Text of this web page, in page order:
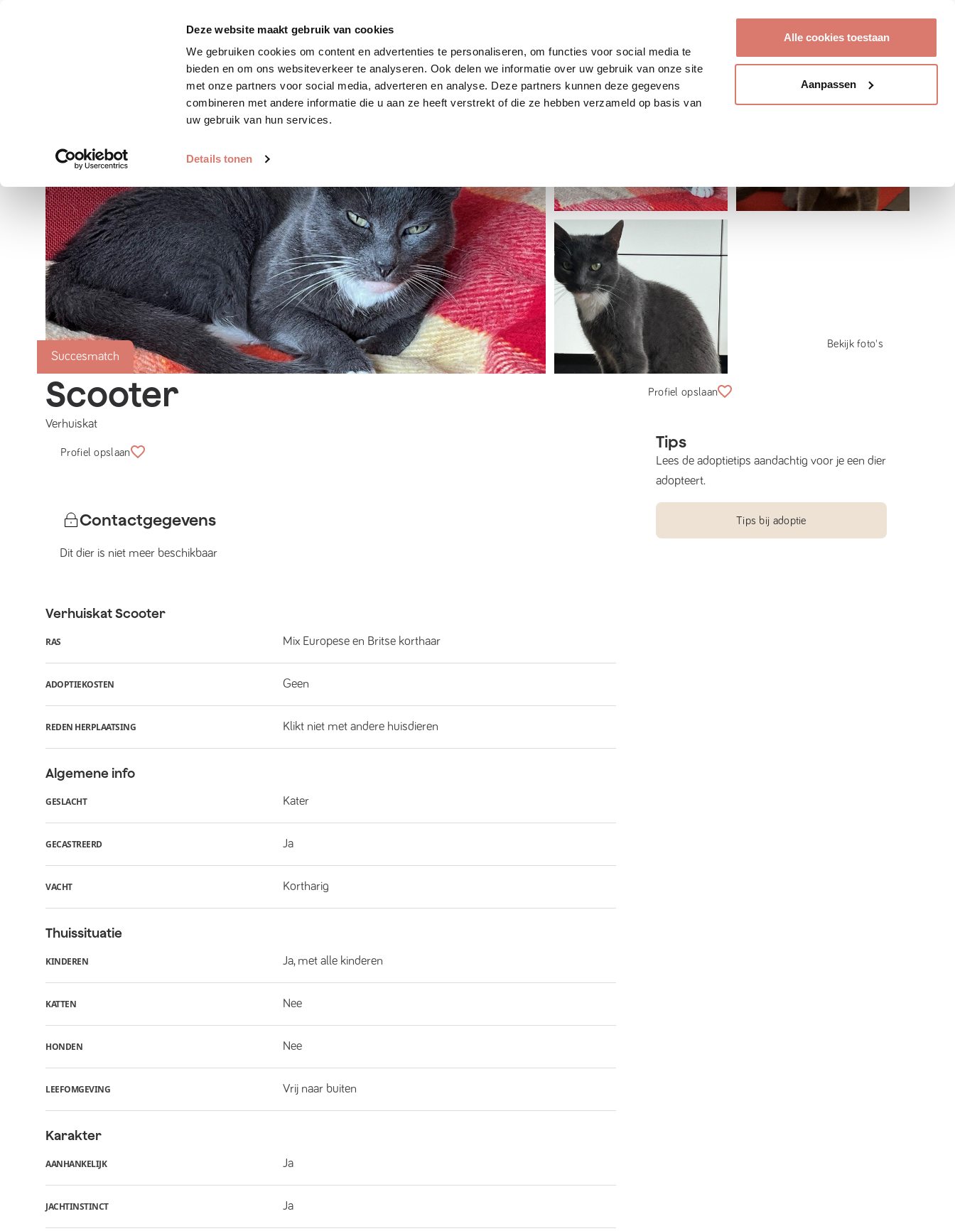
Deze website maakt gebruik van cookies
We gebruiken cookies om content en advertenties te personaliseren, om functies voor social media te
bieden en om ons websiteverkeer te analyseren. Ook delen we informatie over uw gebruik van onze site
met onze partners voor social media, adverteren en analyse. Deze partners kunnen deze gegevens
combineren met andere informatie die u aan ze heeft verstrekt of die ze hebben verzameld op basis van
uw gebruik van hun services.
Details tonen
Alle cookies toestaan
Aanpassen
Zoek huisdier Plaats huisdier Hoe werkt het?
Succesmatch
Bekijk foto's
Scooter
Verhuiskat
Profiel opslaan
Contactgegevens
Dit dier is niet meer beschikbaar
VerhuiskatScooter
RAS Mix Europese en Britse korthaar
ADOPTIEKOSTEN Geen
REDEN HERPLAATSING Klikt niet met andere huisdieren
Algemene info
GESLACHT Kater
GECASTREERD Ja
VACHT Kortharig
Thuissituatie
KINDEREN Ja, met alle kinderen
KATTEN Nee
HONDEN Nee
LEEFOMGEVING Vrij naar buiten
Karakter
AANHANKELIJK Ja
JACHTINSTINCT Ja
Profiel opslaan
Tips
Lees de adoptietips aandachtig voor je een dier
adopteert.
Tips bij adoptie